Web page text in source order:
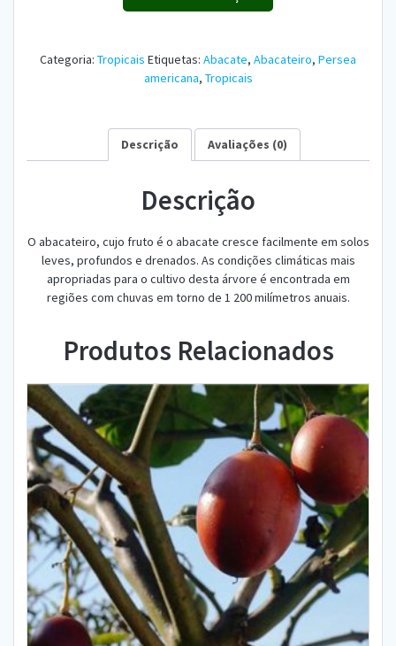
Categoria: Tropicais Etiquetas: Abacate, Abacateiro, Persea
americana, Tropicais
Descrição Avaliações (0)
Descrição
O abacateiro, cujo fruto é o abacate cresce facilmente em solos
leves, profundos e drenados. As condições climáticas mais
apropriadas para o cultivo desta árvore é encontrada em
regiões com chuvas em torno de 1 200 milímetros anuais.
Produtos Relacionados